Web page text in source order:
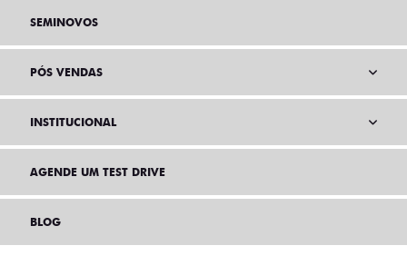
SEMINOVOS
PÓS VENDAS
INSTITUCIONAL
AGENDE UM TEST DRIVE
BLOG